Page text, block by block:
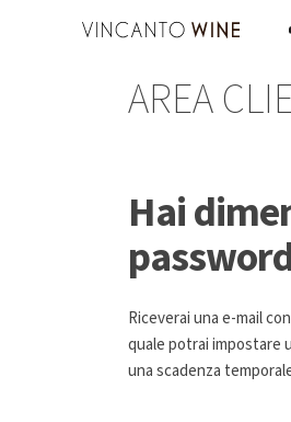
AREA
Hai
Riceverai una e-mail
quale potrai impostare
una scadenza